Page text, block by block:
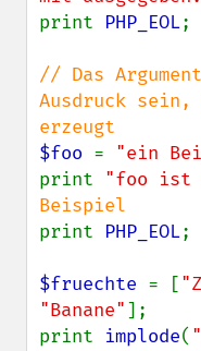
print PHP_EOL;
// Das
Ausdruck
$foo = "ein
print "foo ist
print PHP_EOL;
$fruechte = [
"Banane"];
print implode(